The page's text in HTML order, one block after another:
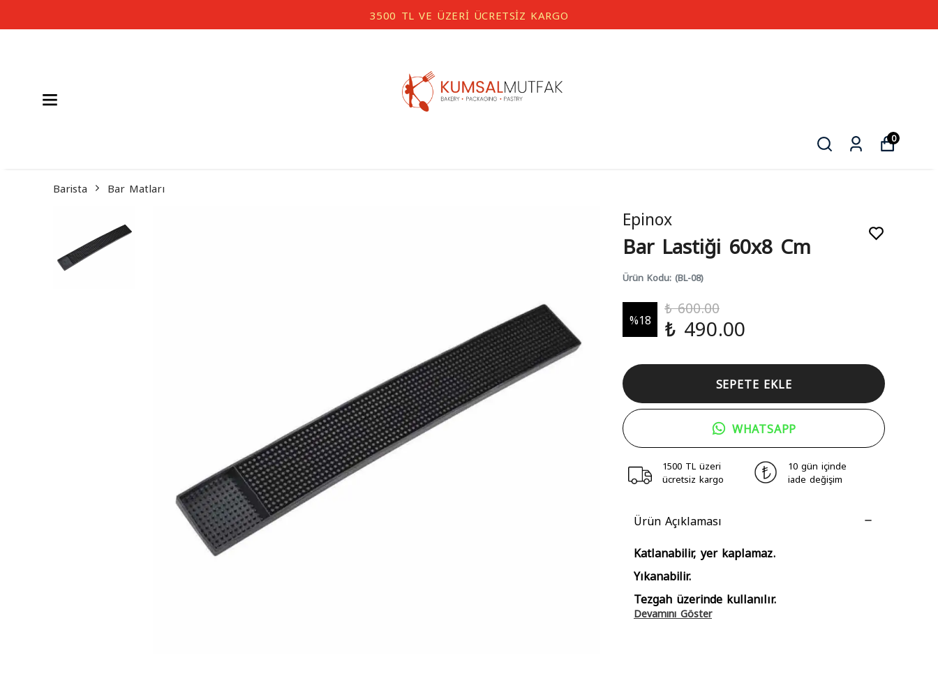
3500 TL VE ÜZERİ ÜCRETSİZ KARGO
0
Barista Bar Matları
Epinox
Bar Lastiği 60x8 Cm
Ürün Kodu: (BL-08)
%18
₺ 600.00
₺ 490.00
SEPETE EKLE
WHATSAPP
1500 TL üzeri
ücretsiz kargo
10 gün içinde
iade değişim
Ürün Açıklaması
Katlanabilir, yer kaplamaz.
Yıkanabilir.
Tezgah üzerinde kullanılır.
Devamını Göster